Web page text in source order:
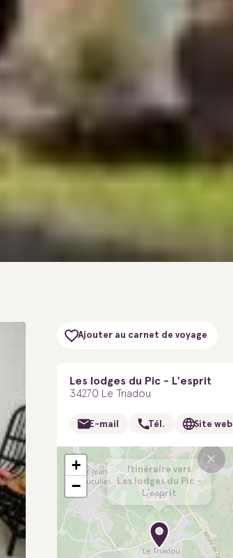
Ajouter au carnet de voyage
Les lodges du Pic - L'esprit
34270 Le Triadou
E-mail Tél. Site web
Itinéraire vers
Les lodges du Pic -
L'esprit
×
+
−